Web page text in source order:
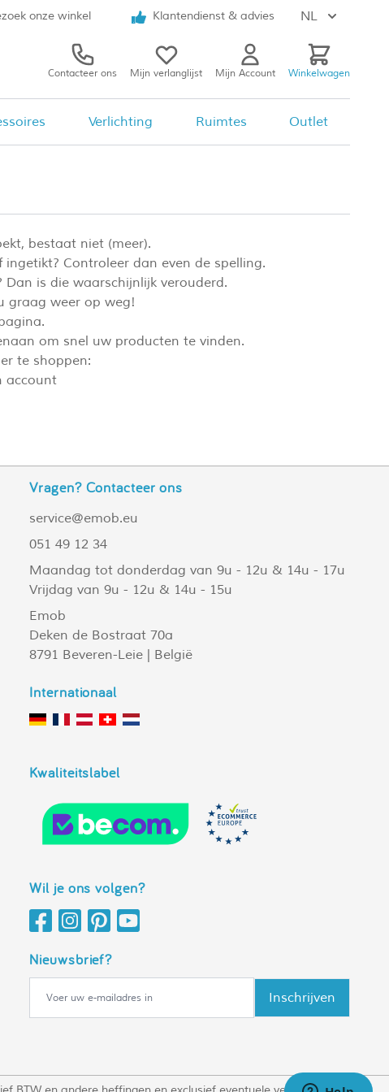
onze winkel Klantendienst & advies NL
Contacteer ons Mijn verlanglijst Mijn Account Winkelwagen
Verlichting Ruimtes
Outlet
bestaat niet (meer).
ingetikt? Controleer dan even de spelling.
Dan is die waarschijnlijk verouderd.
graag weer op weg!
om snel uw producten te vinden.
te shoppen:
account
Vragen? Contacteer ons
service@emob.eu
051 49 12 34
Maandag tot donderdag van 9u - 12u & 14u - 17u
Vrijdag van 9u - 12u & 14u - 15u
Emob
Deken de Bostraat 70a
8791 Beveren-Leie | België
Internationaal
Kwaliteitslabel
Wil je ons volgen?
Nieuwsbrief?
Inschrijven